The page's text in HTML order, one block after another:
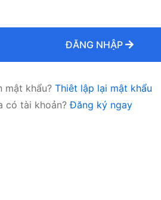
Chuyển Tiền
Giới
tôi xây dựng cách thức
ĐĂNG NHẬP
mật khẩu? Thiêt lập lại mật khẩu
có tài khoản?Đăng ký ngay